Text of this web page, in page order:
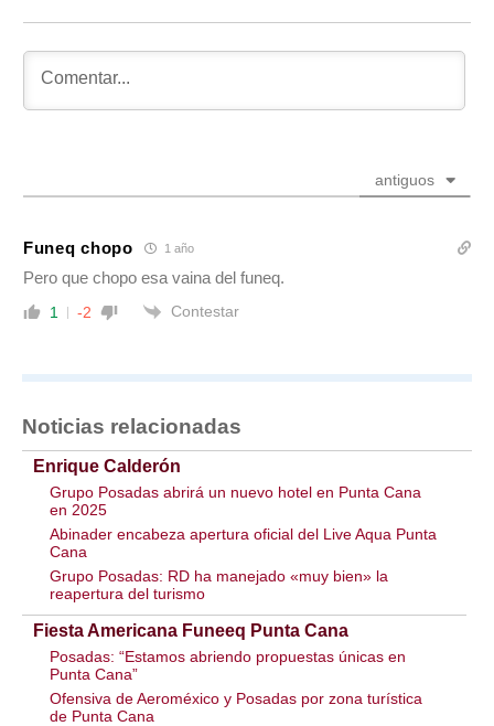
antiguos
Funeq chopo 1 año
Pero que chopo esa vaina del funeq.
1 -2 Contestar
Noticias relacionadas
Enrique Calderón
Grupo Posadas abrirá un nuevo hotel en Punta Cana
en 2025
Abinader encabeza apertura oficial del Live Aqua Punta
Cana
Grupo Posadas: RD ha manejado «muy bien» la
reapertura del turismo
Fiesta Americana Funeeq Punta Cana
Posadas: “Estamos abriendo propuestas únicas en
Punta Cana”
Ofensiva de Aeroméxico y Posadas por zona turística
de Punta Cana